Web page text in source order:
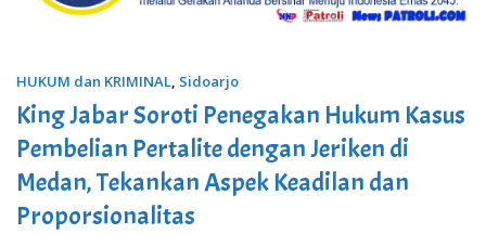
HUKUM dan KRIMINAL, Sidoarjo
King Jabar Soroti Penegakan Hukum Kasus
Pembelian Pertalite dengan Jeriken di
Medan, Tekankan Aspek Keadilan dan
Proporsionalitas